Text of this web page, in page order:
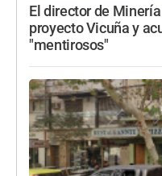
El director de
proyecto Vicuña y
"mentirosos"